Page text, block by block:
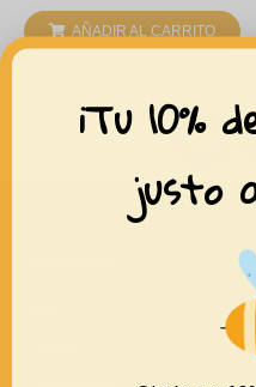
AÑADIR AL CARRITO
¡Tu 10%
justo